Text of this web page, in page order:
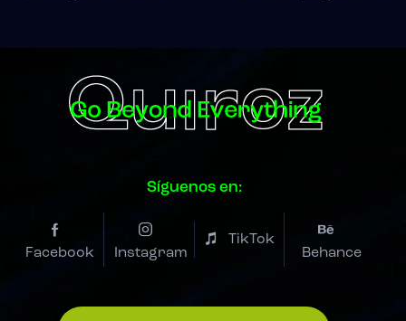
Síguenos en:
Facebook Instagram
TikTok
Behance